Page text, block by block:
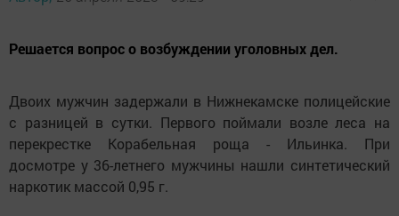
Решается вопрос о возбуждении уголовных дел.
Двоих мужчин задержали в Нижнекамске полицейские
с разницей в сутки. Первого поймали возле леса на
перекрестке Корабельная роща - Ильинка. При
досмотре у 36-летнего мужчины нашли синтетический
наркотик массой 0,95 г.